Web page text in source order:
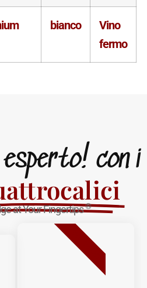
bianco
Vino
fermo
con i
at Your Fingertips®
BESTSELLER